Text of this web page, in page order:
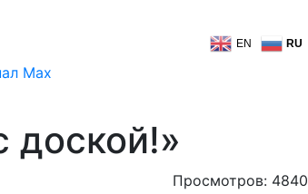
EN RU
Просмотров: 4840